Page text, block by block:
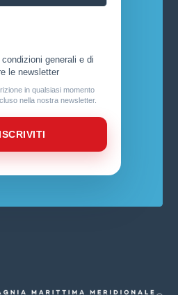
generali e di
le newsletter
in qualsiasi momento
nella nostra newsletter.
ISCRIVITI